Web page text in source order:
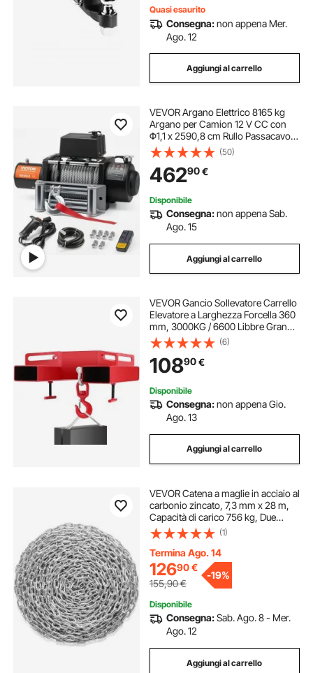
Quasi esaurito
Consegna:non appena Mer.
Ago. 12
Aggiungi al carrello
VEVOR Argano Elettrico 8165 kg
Argano per Camion 12 V CC con
Φ1,1 x 2590,8 cm Rullo Passacavo
in Acciaio Telecomando Senza Fili e
Cablato, IP55 Impermeabile per
Traino Fuoristrada SUV Jeep
Camion
(50)
46290€
Disponibile
Consegna:non appena Sab.
Ago. 15
Aggiungi al carrello
VEVOR Gancio Sollevatore Carrello
Elevatore a Larghezza Forcella 360
mm, 3000KG / 6600 Libbre Grande
Carrello Elevatore Sollevamento,
Argano Sollevatore Gru Mobile con
Gancio Girevole
(6)
10890€
Disponibile
Consegna:non appena Gio.
Ago. 13
Aggiungi al carrello
VEVOR Catena a maglie in acciaio al
carbonio zincato, 7,3 mm x 28 m,
Capacità di carico 756 kg, Due
connettori rapidi, Catena per traino,
Sospensione, Campeggio, Catena
traino di sicurezza da auto
(1)
Termina Ago. 14
12690€
155,90€
-19%
Disponibile
Consegna:Sab. Ago. 8 - Mer.
Ago. 12
Aggiungi al carrello